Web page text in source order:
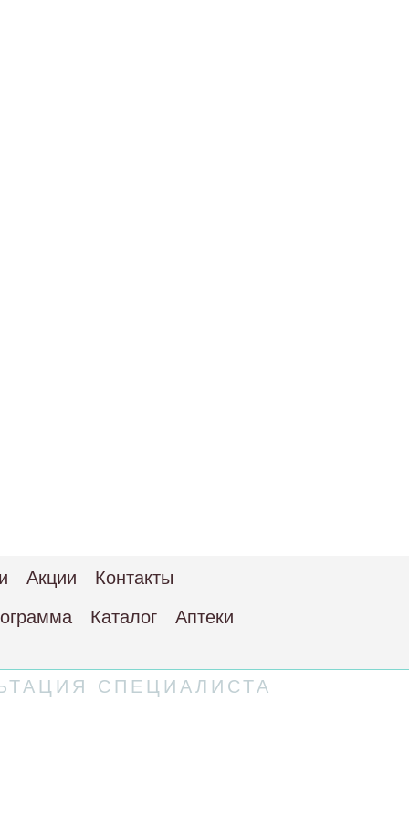
Акции
Контакты
Каталог Аптеки
СПЕЦИАЛИСТА